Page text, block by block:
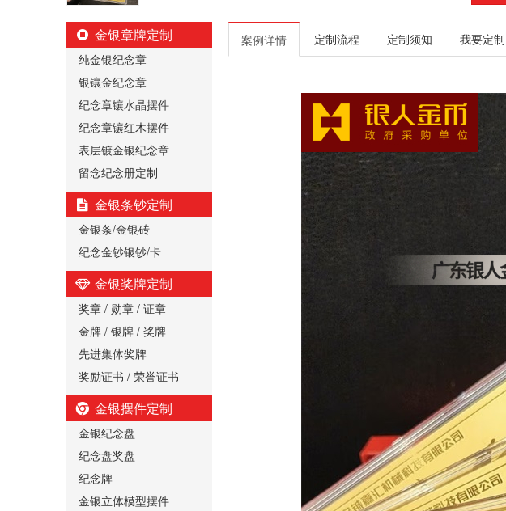
金银章牌定制
纯金银纪念章
银镶金纪念章
纪念章镶水晶摆件
纪念章镶红木摆件
表层镀金银纪念章
留念纪念册定制
金银条钞定制
金银条/金银砖
纪念金钞银钞/卡
金银奖牌定制
奖章 / 勋章 / 证章
金牌 / 银牌 / 奖牌
先进集体奖牌
奖励证书 / 荣誉证书
金银摆件定制
金银纪念盘
纪念盘奖盘
纪念牌
金银立体模型摆件
案例详情 定制流程 定制须知 我要定制